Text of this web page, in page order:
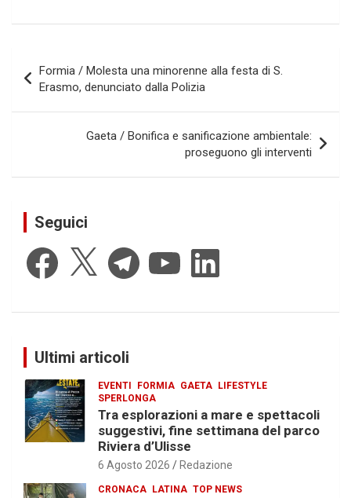
articoli
Formia / Molesta una minorenne alla festa di S.
Erasmo, denunciato dalla Polizia
Gaeta / Bonifica e sanificazione ambientale:
proseguono gli interventi
Seguici
Facebook Telegram YouTube LinkedIn
Ultimi articoli
EVENTI FORMIA GAETA LIFESTYLE
SPERLONGA
Tra esplorazioni a mare e spettacoli
suggestivi, fine settimana del parco
Riviera d’Ulisse
6 Agosto 2026 Redazione
CRONACA LATINA TOP NEWS